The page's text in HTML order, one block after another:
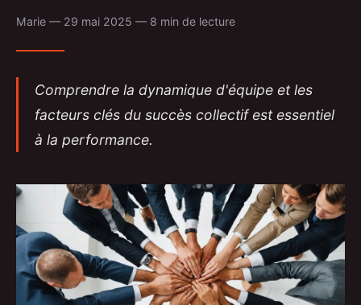
Marie — 29 mai 2025 — 8 min de lecture
Comprendre la dynamique d'équipe et les
facteurs clés du succès collectif est essentiel
à la performance.